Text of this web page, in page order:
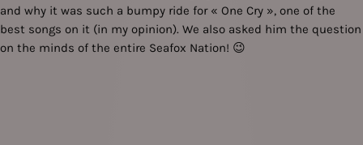
and why it was such a bumpy ride for « One Cry », one of the
best songs on it (in my opinion). We also asked him the question
on the minds of the entire Seafox Nation! 😉